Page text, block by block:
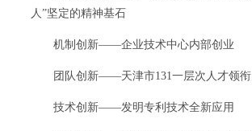
人”坚定的精神基石
机制创新——企业技术中心内部创业
团队创新——天津市131一层次人才领衔
技术创新——发明专利技术全新应用